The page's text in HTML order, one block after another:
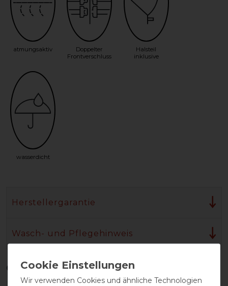
atmungsaktiv
Doppelter
Frontverschluss
Halsteil
inklusive
wasserdicht
Herstellergarantie
Wasch- und Pflegehinweis
Qualitätsstufen
Wir verwenden Cookies und ähnliche Technologien